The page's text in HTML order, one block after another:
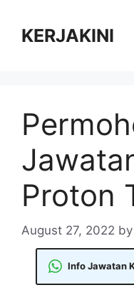
contentKERJAKINI
Proton
August 27, 2022 by
Info Jawatan